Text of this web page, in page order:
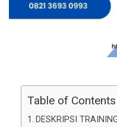
Table of Contents
DESKRIPSI